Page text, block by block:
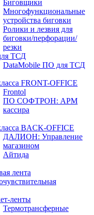
Биговщики
Многофункциональные
устройства биговки
Ролики и лезвия для
биговки/перфорации/
резки
ТСД
DataMobile ПО для ТСД
FRONT-OFFICE
Frontol
ПО СОФТРОН: АРМ
кассира
BACK-OFFICE
ДАЛИОН: Управление
магазином
Айтида
лента
ленты
Термотрансферные